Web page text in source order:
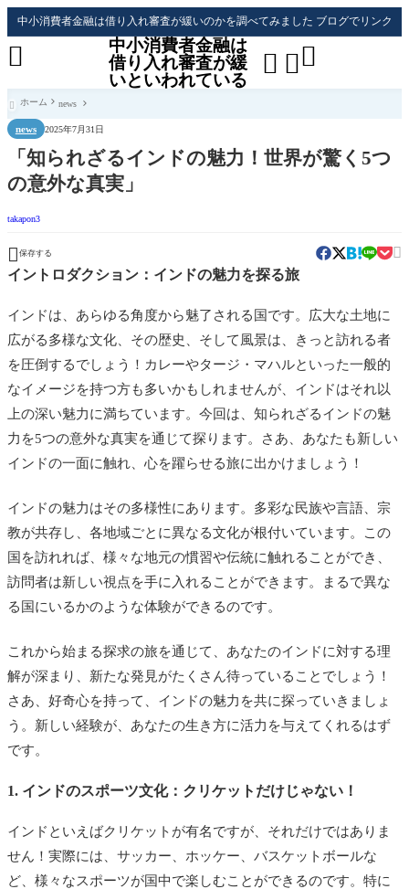
中小消費者金融は借り入れ審査が緩いのかを調べてみました ブログでリンク
中小消費者金融は
借り入れ審査が緩
いといわれている
 

 ホーム news
news 2025年7月31日
「知られざるインドの魅力！世界が驚く5つ
の意外な真実」
takapon3
 保存する 
イントロダクション：インドの魅力を探る旅
インドは、あらゆる角度から魅了される国です。広大な土地に
広がる多様な文化、その歴史、そして風景は、きっと訪れる者
を圧倒するでしょう！カレーやタージ・マハルといった一般的
なイメージを持つ方も多いかもしれませんが、インドはそれ以
上の深い魅力に満ちています。今回は、知られざるインドの魅
力を5つの意外な真実を通じて探ります。さあ、あなたも新しい
インドの一面に触れ、心を躍らせる旅に出かけましょう！
インドの魅力はその多様性にあります。多彩な民族や言語、宗
教が共存し、各地域ごとに異なる文化が根付いています。この
国を訪れれば、様々な地元の慣習や伝統に触れることができ、
訪問者は新しい視点を手に入れることができます。まるで異な
る国にいるかのような体験ができるのです。
これから始まる探求の旅を通じて、あなたのインドに対する理
解が深まり、新たな発見がたくさん待っていることでしょう！
さあ、好奇心を持って、インドの魅力を共に探っていきましょ
う。新しい経験が、あなたの生き方に活力を与えてくれるはず
です。
1. インドのスポーツ文化：クリケットだけじゃない！
インドといえばクリケットが有名ですが、それだけではありま
せん！実際には、サッカー、ホッケー、バスケットボールな
ど、様々なスポーツが国中で楽しむことができるのです。特に